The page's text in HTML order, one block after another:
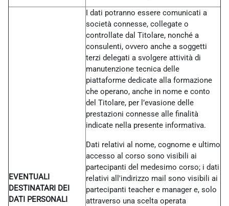
EVENTUALI
DESTINATARI DEI
DATI PERSONALI
I dati potranno essere comunicati a
società connesse, collegate o
controllate dal Titolare, nonché a
consulenti, ovvero anche a soggetti
terzi delegati a svolgere attività di
manutenzione tecnica delle
piattaforme dedicate alla formazione
che operano, anche in nome e conto
del Titolare, per l’evasione delle
prestazioni connesse alle finalità
indicate nella presente informativa.
Dati relativi al nome, cognome e ultimo
accesso al corso sono visibili ai
partecipanti del medesimo corso; i dati
relativi all'indirizzo mail sono visibili ai
partecipanti teacher e manager e, solo
attraverso una scelta operata